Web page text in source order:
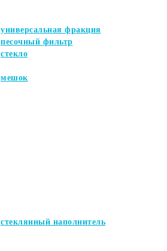
универсальная фракция
песочный фильтр
стекло
мешок
стеклянный наполнитель